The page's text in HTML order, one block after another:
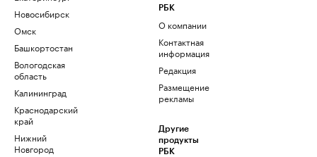
Новосибирск
Омск
Башкортостан
Вологодская
область
Калининград
Краснодарский
край
Нижний
Новгород
РБК
О компании
Контактная
информация
Редакция
Размещение
рекламы
Другие
продукты
РБК